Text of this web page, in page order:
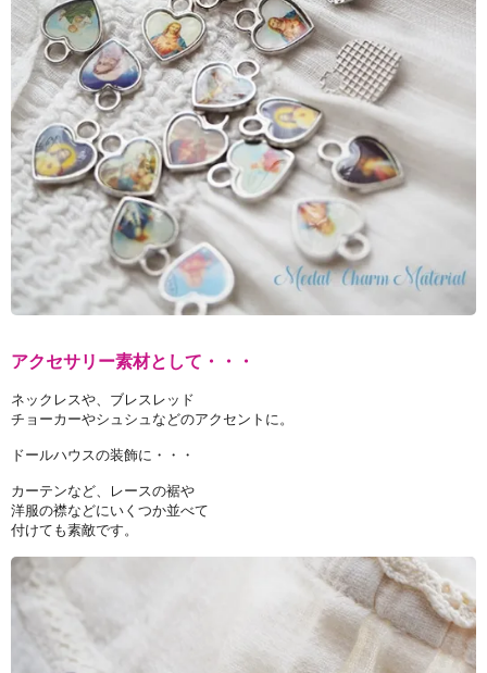
アクセサリー素材として・・・
ネックレスや、ブレスレッド
チョーカーやシュシュなどのアクセントに。
ドールハウスの装飾に・・・
カーテンなど、レースの裾や
洋服の襟などにいくつか並べて
付けても素敵です。